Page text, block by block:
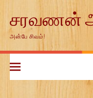
contentசரவணன்
அன்பே சிவம்!